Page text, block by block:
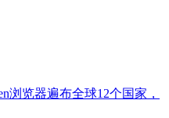
浏览器遍布全球12个国家，